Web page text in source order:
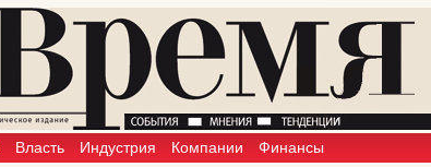
Власть Индустрия Компании Финансы